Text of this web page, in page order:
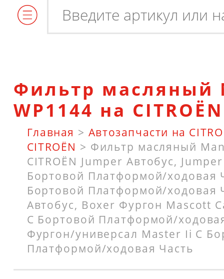
Фильтр масляный
WP1144 на CITROËN
Главная > Автозапчасти на
CITROËN > Фильтр масляный
CITROËN Jumper Автобус,
Бортовой Платформой/ходовая
Бортовой Платформой/ходовая
Автобус, Boxer Фургон Mascott
C Бортовой Платформой/
Фургон/универсал Master Ii C
Платформой/ходовая Часть